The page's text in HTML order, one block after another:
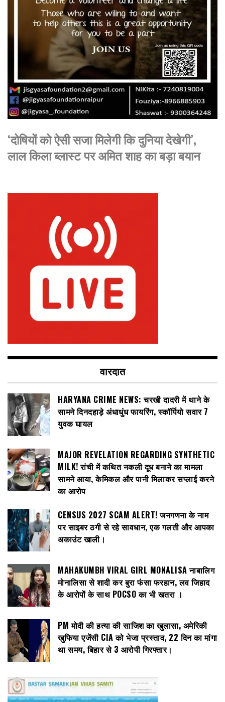
‘दोषियों को ऐसी सजा मिलेगी कि दुनिया देखेगी’,
लाल किला ब्लास्ट पर अमित शाह का बड़ा बयान
वारदात
HARYANA CRIME NEWS: चरखी दादरी में थाने के
सामने दिनदहाड़े अंधाधुंध फायरिंग, स्कॉर्पियो सवार 7
युवक घायल
MAJOR REVELATION REGARDING SYNTHETIC
MILK! रांची में कथित नकली दूध बनाने का मामला
सामने आया, केमिकल और पानी मिलाकर सप्लाई करने
का आरोप
CENSUS 2027 SCAM ALERT! जनगणना के नाम
पर साइबर ठगी से रहे सावधान, एक गलती और आपका
अकाउंट खाली।
MAHAKUMBH VIRAL GIRL MONALISA नाबालिग
मोनालिसा से शादी कर बुरा फंसा फरहान, लव जिहाद
के आरोपों के साथ POCSO का भी खतरा ।
PM मोदी की हत्या की साजिश का खुलासा, अमेरिकी
खुफिया एजेंसी CIA को भेजा प्रस्ताव, 22 दिन का मांगा
था समय, बिहार से 3 आरोपी गिरफ्तार।